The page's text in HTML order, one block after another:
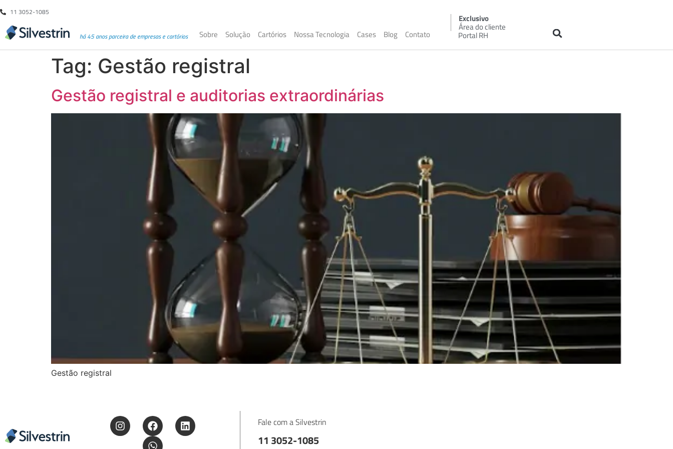
11 3052-1085
há 45 anos parceira de empresas e cartórios Sobre Solução Cartórios Nossa Tecnologia Cases Blog Contato
Exclusivo
Área do cliente
Portal RH
Tag: Gestão registral
Gestão registral e auditorias extraordinárias
Gestão registral
Fale com a Silvestrin
11 3052-1085